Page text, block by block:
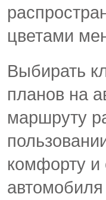
цветами
Выбирать
планов на
маршруту
комфорту и